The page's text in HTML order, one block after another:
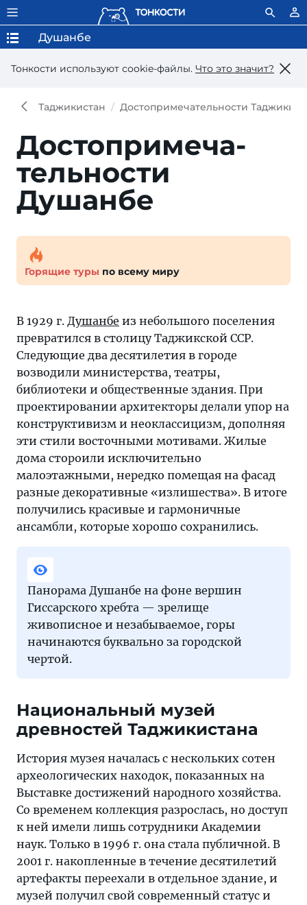
Тонкости используют сookie-файлы. Что это значит?
Душанбе
Таджикистан Достопримечательности
Достопри­меча­
тель­ности
Душанбе
Горящие туры по всему миру
В 1929 г. Душанбе из небольшого поселения
превратился в столицу Таджикской ССР.
Следующие два десятилетия в городе
возводили министерства, театры,
библиотеки и общественные здания. При
проектировании архитекторы делали упор на
конструктивизм и неоклассицизм, дополняя
эти стили восточными мотивами. Жилые
дома стороили исключительно
малоэтажными, нередко помещая на фасад
разные декоративные «излишества». В итоге
получились красивые и гармоничные
ансамбли, которые хорошо сохранились.
Панорама Душанбе на фоне вершин
Гиссарского хребта — зрелище
живописное и незабываемое, горы
начинаются буквально за городской
чертой.
Национальный музей
древностей Таджикистана
История музея началась с нескольких сотен
археологических находок, показанных на
Выставке достижений народного хозяйства.
Со временем коллекция разрослась, но доступ
к ней имели лишь сотрудники Академии
наук. Только в 1996 г. она стала публичной. В
2001 г. накопленные в течение десятилетий
артефакты переехали в отдельное здание, и
музей получил свой современный статус и